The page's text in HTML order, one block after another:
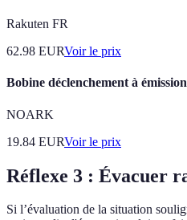
Rakuten FR
62.98 EURVoir le prix
Bobine déclenchement à
NOARK
19.84 EURVoir le prix
Réflexe 3 : Évacuer
Si l’évaluation de la situation